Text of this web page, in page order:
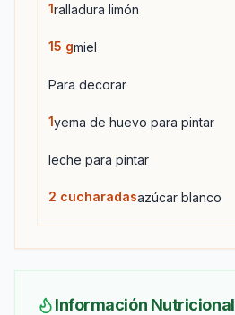
1ralladura limón
15 gmiel
Para decorar
1yema de huevo para pintar
leche para pintar
2 cucharadasazúcar blanco
Información Nutricional